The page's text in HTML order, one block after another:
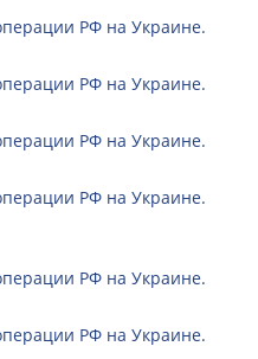
РФ на Украине.
РФ на Украине.
РФ на Украине.
РФ на Украине.
РФ на Украине.
РФ на Украине.